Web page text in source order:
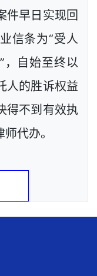
件早日实现回
信条为“受人
，自始至终以
人的胜诉权益
得不到有效执
代办。